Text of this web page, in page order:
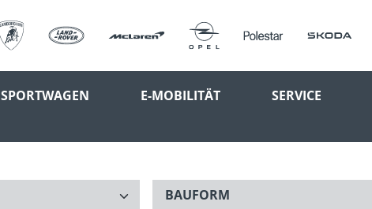
SPORTWAGEN E-MOBILITÄT SERVICE
BAUFORM